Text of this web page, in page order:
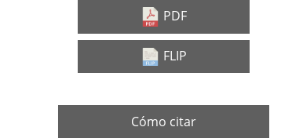
PDF
FLIP
Cómo citar